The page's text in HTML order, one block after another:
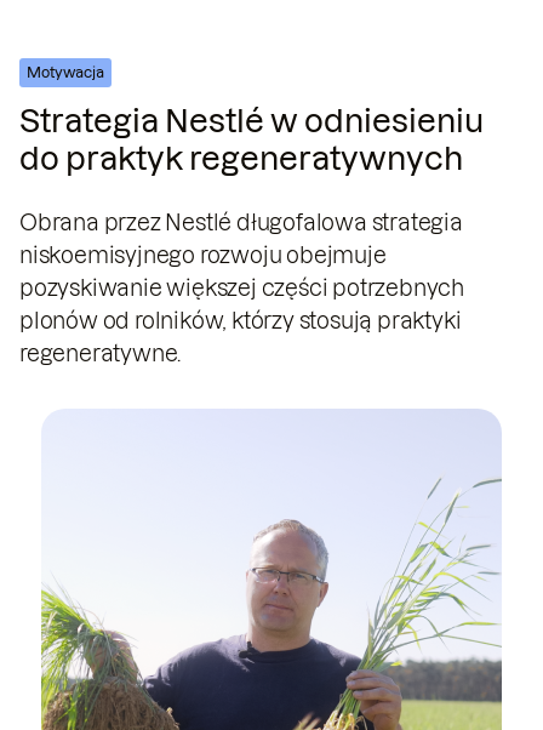
Motywacja
Strategia Nestlé w odniesieniu
do praktyk regeneratywnych
Obrana przez Nestlé długofalowa strategia
niskoemisyjnego rozwoju obejmuje
pozyskiwanie większej części potrzebnych
plonów od rolników, którzy stosują praktyki
regeneratywne.